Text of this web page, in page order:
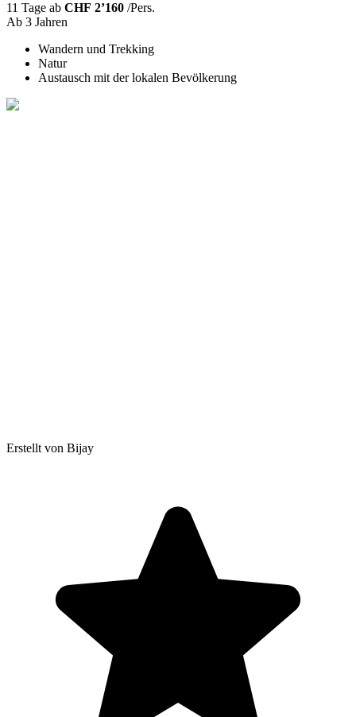
11 Tage ab CHF 2’160 /Pers.
Ab 3 Jahren
Wandern und Trekking
Natur
Austausch mit der lokalen Bevölkerung
Erstellt von Bijay